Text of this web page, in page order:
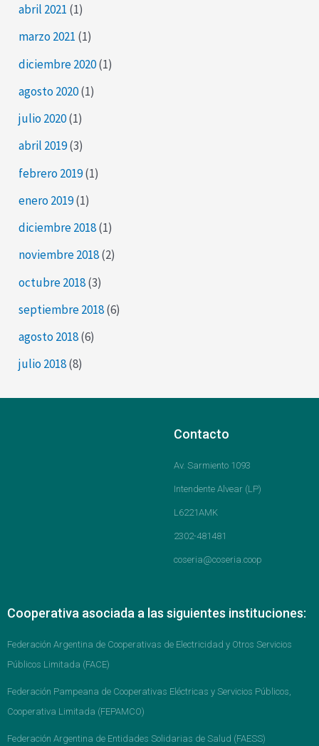
abril 2021 (1)
marzo 2021 (1)
diciembre 2020(1)
agosto 2020(1)
julio 2020(1)
abril 2019(3)
febrero 2019(1)
enero 2019(1)
diciembre 2018(1)
noviembre 2018(2)
octubre 2018(3)
septiembre 2018(6)
agosto 2018(6)
julio 2018(8)
Contacto
Av. Sarmiento 1093
Intendente Alvear (LP)
L6221AMK
2302-481481
coseria@coseria.coop
Cooperativa asociada a las siguientes instituciones:
Federación Argentina de Cooperativas de Electricidad y Otros Servicios
Públicos Limitada (FACE)
Federación Pampeana de Cooperativas Eléctricas y Servicios Públicos,
Cooperativa Limitada (FEPAMCO)
Federación Argentina de Entidades Solidarias de Salud (FAESS)